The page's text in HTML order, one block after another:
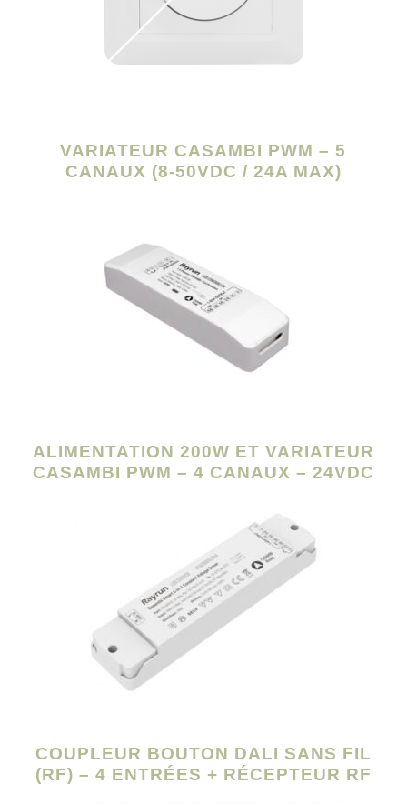
VARIATEUR CASAMBI PWM – 5
CANAUX (8-50VDC / 24A MAX)
ALIMENTATION 200W ET VARIATEUR
CASAMBI PWM – 4 CANAUX – 24VDC
COUPLEUR BOUTON DALI SANS FIL
(RF) – 4 ENTRÉES + RÉCEPTEUR RF